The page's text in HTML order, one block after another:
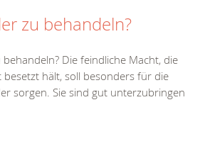
zu behandeln?
Die feindliche Macht, die
besetzt hält, soll besonders für die
sorgen. Sie sind gut unterzubringen